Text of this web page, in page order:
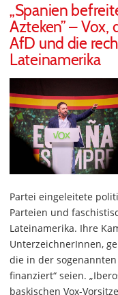
„Spanien
Azteken” – Vox,
AfD und die
Lateinamerika
Partei eingeleitete
Parteien und
Lateinamerika. Ihre
UnterzeichnerInnen,
die in der sogenannten
finanziert“ seien.
baskischen Vox-